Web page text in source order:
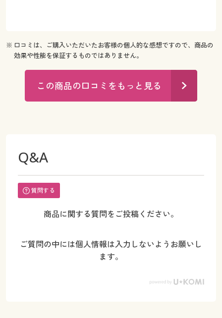
※ 口コミは、ご購入いただいたお客様の個人的な感想ですので、商品の
効果や性能を保証するものではありません。
この商品の口コミをもっと見る
Q&A
質問する
商品に関する質問をご投稿ください。
ご質問の中には個人情報は入力しないようお願いし
ます。